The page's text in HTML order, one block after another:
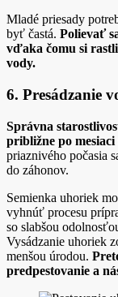
Mladé priesady
byť častá. Polievať
vďaka čomu si
vody.
6. Presádzanie
Správna
približne po
priaznivého počasia
do záhonov.
Semienka uhoriek
vyhnúť procesu
so slabšou
Vysádzanie uhoriek
menšou úrodou.
predpestovanie a